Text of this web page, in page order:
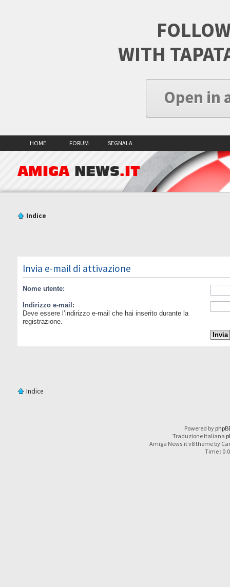
WITH
Open in
HOME FORUM SEGNALA
AMIGA NEWS.IT
Indice
Invia e-mail di attivazione
Nome utente:
Indirizzo e-mail:
Deve essere l’indirizzo e-mail che hai inserito durante la
registrazione.
Indice
Powered by
Traduzione Italiana
Amiga News.it v8 theme by
Time :